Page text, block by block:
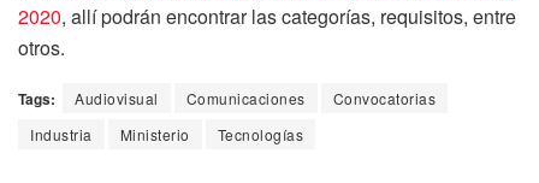
2020, allí podrán encontrar las categorías, requisitos, entre
otros.
Tags: Audiovisual Comunicaciones
Convocatorias
Industria
Ministerio Tecnologías